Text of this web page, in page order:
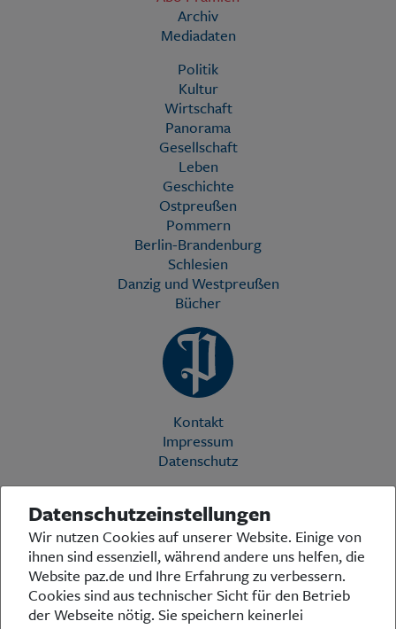
Archiv
Mediadaten
Politik
Kultur
Wirtschaft
Panorama
Gesellschaft
Leben
Geschichte
Ostpreußen
Pommern
Berlin-Brandenburg
Schlesien
Danzig und Westpreußen
Bücher
Kontakt
Impressum
Datenschutz
Die Preußische Allgemeine Zeitung (PAZ) ist eine einzigartige Stimme
in der deutschen Medienlandschaft. Woche für Woche berichtet sie
über das aktuelle Zeitgeschehen in Politik, Kultur und Wirtschaft und
bezieht zu den grundlegenden Entwicklungen unserer Gesellschaft
Stellung. In ihrer Arbeit fühlt sich die Redaktion dem traditionellen
preußischen Wertekanon verpflichtet: Das alte Preußen stand und
steht für religiöse und weltanschauliche Toleranz, für Heimatliebe
Datenschutzeinstellungen
Wir nutzen Cookies auf unserer Website. Einige von
ihnen sind essenziell, während andere uns helfen, die
Website paz.de und Ihre Erfahrung zu verbessern.
Cookies sind aus technischer Sicht für den Betrieb
der Webseite nötig. Sie speichern keinerlei